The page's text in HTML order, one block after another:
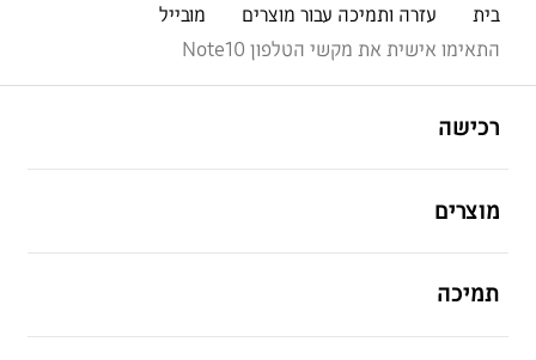
בית עזרה ותמיכה עבור מוצרים
מובייל
התאימו אישית את מקשי הטלפון Note10
רכישה
מוצרים
תמיכה